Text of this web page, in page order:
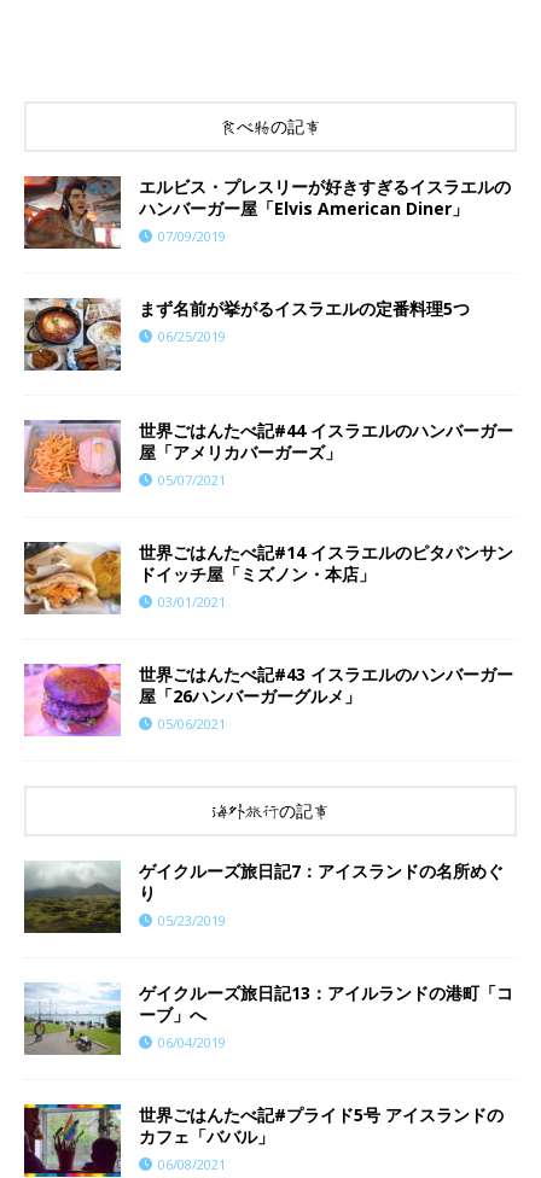
食べ物の記事
エルビス・プレスリーが好きすぎるイスラエルの
ハンバーガー屋「Elvis American Diner」
07/09/2019
まず名前が挙がるイスラエルの定番料理5つ
06/25/2019
世界ごはんたべ記#44 イスラエルのハンバーガー
屋「アメリカバーガーズ」
05/07/2021
世界ごはんたべ記#14 イスラエルのピタパンサン
ドイッチ屋「ミズノン・本店」
03/01/2021
世界ごはんたべ記#43 イスラエルのハンバーガー
屋「26ハンバーガーグルメ」
05/06/2021
海外旅行の記事
ゲイクルーズ旅日記7：アイスランドの名所めぐ
り
05/23/2019
ゲイクルーズ旅日記13：アイルランドの港町「コ
ーブ」へ
06/04/2019
世界ごはんたべ記#プライド5号 アイスランドの
カフェ「ババル」
06/08/2021